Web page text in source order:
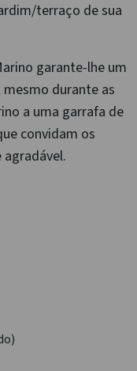
terraço de sua
garante-lhe um
durante as
a uma garrafa de
convidam os